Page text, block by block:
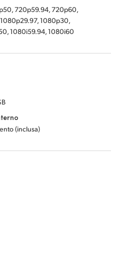
720p59.94, 720p60,
1080p30,
1080i59.94, 1080i60
(inclusa)